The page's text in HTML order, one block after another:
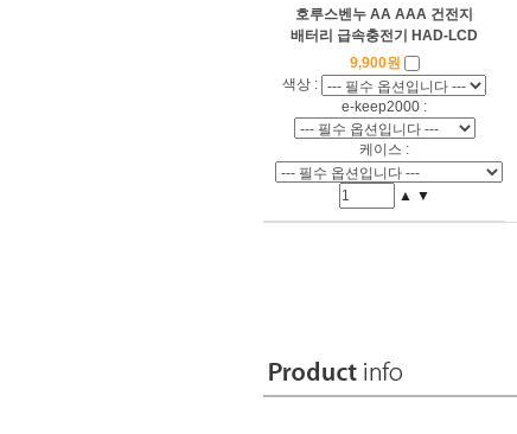
호루스벤누 AA AAA 건전지
배터리 급속충전기 HAD-LCD
9,900원
색상 :
e-keep2000 :
케이스 :
▲ ▼